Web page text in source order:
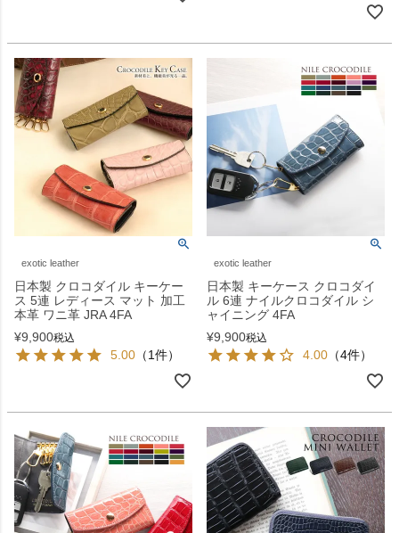
exotic leather
日本製 クロコダイル キーケー
ス 5連 レディース マット 加工
本革 ワニ革 JRA 4FA
¥9,900税込
5.00 （1件）
exotic leather
日本製 キーケース クロコダイ
ル 6連 ナイルクロコダイル シ
ャイニング 4FA
¥9,900税込
4.00 （4件）